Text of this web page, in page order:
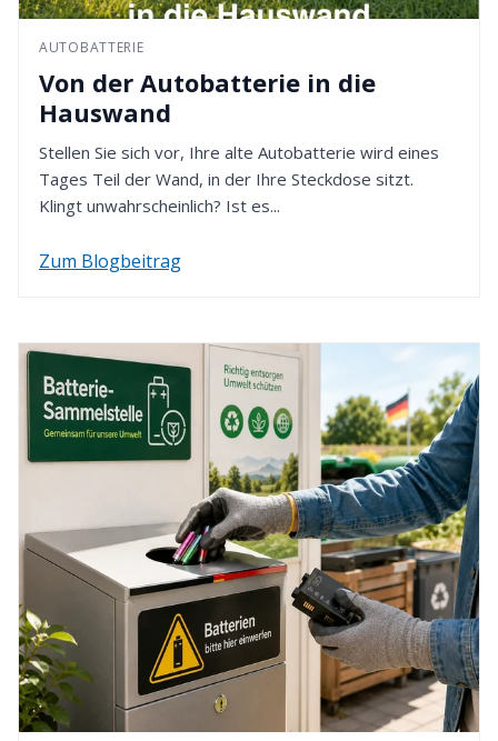
49451 Holdorf - Deutschland
Nach Eingang Ihrer Retoure werden wir den
Kaufpreis innerhalb von 14 Tagen erstatten. Dafür
verwenden wir die von Ihnen zuvor gewählte
Zahlungsart.
Bestellung gewählten Zahlungsmethode erfolgt.
AUTOBATTERIE
Von der Autobatterie in die
Hauswand
Stellen Sie sich vor, Ihre alte Autobatterie wird eines
Tages Teil der Wand, in der Ihre Steckdose sitzt.
Klingt unwahrscheinlich? Ist es...
Zum Blogbeitrag